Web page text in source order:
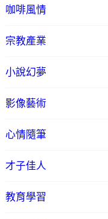
咖啡風情
宗教產業
小說幻夢
影像藝術
心情隨筆
才子佳人
教育學習